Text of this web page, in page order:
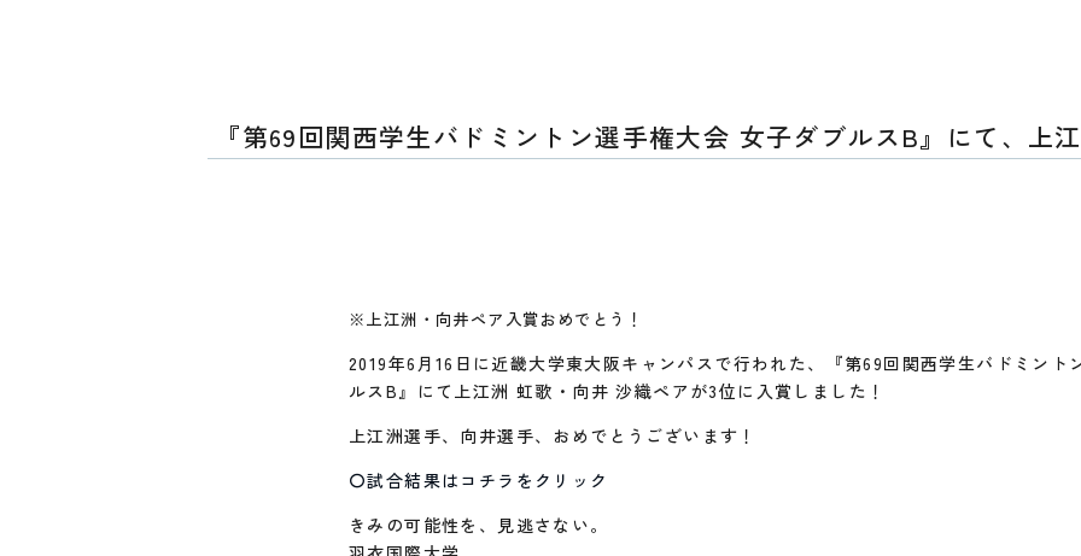
『第69回関西学生バドミントン選手権大会 女子ダブルスB』にて、上
※上江洲・向井ペア入賞おめでとう！
2019年6月16日に近畿大学東大阪キャンパスで行われた、『第69回関西学生バドミント
ルスB』にて上江洲 虹歌・向井 沙織ペアが3位に入賞しました！
上江洲選手、向井選手、おめでとうございます！
〇試合結果はコチラをクリック
きみの可能性を、見逃さない。